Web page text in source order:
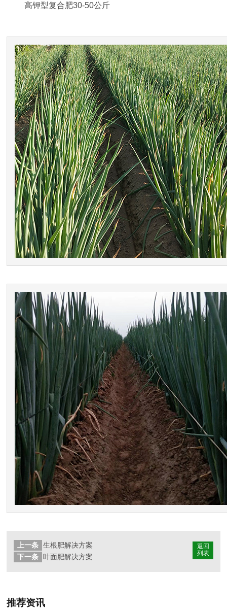
高钾型复合肥30-50公斤
返回
列表
上一条 生根肥解决方案
下一条 叶面肥解决方案
推荐资讯